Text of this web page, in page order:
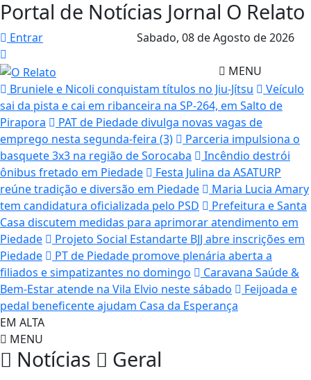
Portal de Notícias Jornal O Relato
Entrar Sabado, 08 de Agosto de 2026
MENU
Bruniele e Nicoli conquistam títulos no Jiu-Jítsu
Veículo
sai da pista e cai em ribanceira na SP-264, em Salto de
Pirapora
PAT de Piedade divulga novas vagas de
emprego nesta segunda-feira (3)
Parceria impulsiona o
basquete 3x3 na região de Sorocaba
Incêndio destrói
ônibus fretado em Piedade
Festa Julina da ASATURP
reúne tradição e diversão em Piedade
Maria Lucia Amary
tem candidatura oficializada pelo PSD
Prefeitura e Santa
Casa discutem medidas para aprimorar atendimento em
Piedade
Projeto Social Estandarte BJJ abre inscrições em
Piedade
PT de Piedade promove plenária aberta a
filiados e simpatizantes no domingo
Caravana Saúde &
Bem-Estar atende na Vila Elvio neste sábado
Feijoada e
pedal beneficente ajudam Casa da Esperança
EM ALTA
MENU
Notícias Geral